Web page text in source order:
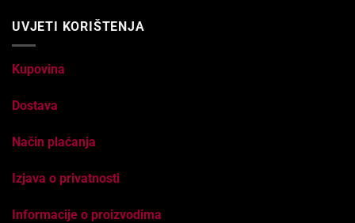
UVJETI KORIŠTENJA
Kupovina
Dostava
Način plaćanja
Izjava o privatnosti
Informacije o proizvodima